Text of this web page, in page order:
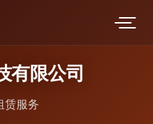
有限公司
赁服务